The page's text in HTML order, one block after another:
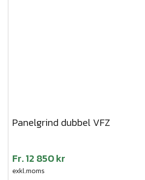
Panelgrind dubbel VFZ
Fr.12 850 kr
exkl.moms